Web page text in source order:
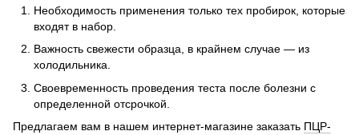
Необходимость применения только тех пробирок, которые
входят в набор.
Важность свежести образца, в крайнем случае — из
холодильника.
Своевременность проведения теста после болезни с
определенной отсрочкой.
Предлагаем вам в нашем интернет-магазине заказать ПЦР-